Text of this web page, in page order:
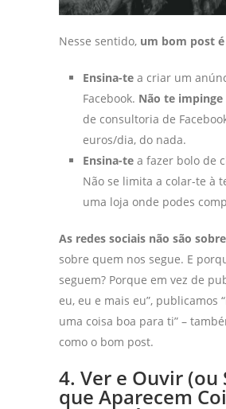
Nesse sentido, um bom post
Ensina-te a criar um
Facebook. Não te impinge
de consultoria de
euros/dia, do nada.
Ensina-te a fazer bolo de
Não se limita a colar-te à
uma loja onde podes
As redes sociais não são
sobre quem nos segue. E
seguem? Porque em vez de
eu, eu e mais eu”, publicamos
uma coisa boa para ti” –
como o bom post.
4. Ver e Ouvir (ou
que Aparecem